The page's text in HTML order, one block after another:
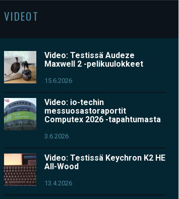
VIDEOT
Video: Testissä Audeze
Maxwell 2 -pelikuulokkeet
15.6.2026
Video: io-techin
messuosastoraportit
Computex 2026 -tapahtumasta
3.6.2026
Video: Testissä Keychron K2 HE
All-Wood
13.4.2026